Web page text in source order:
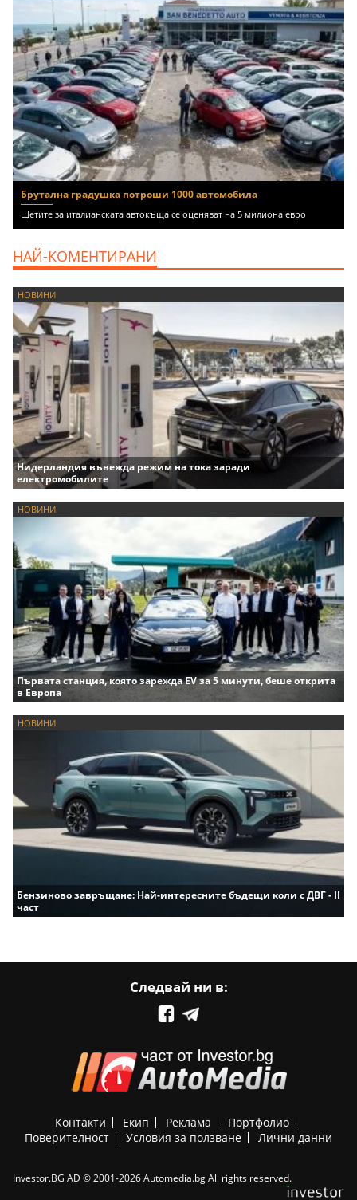
Брутална градушка потроши 1000 автомобила
Щетите за италианската автокъща се оценяват на 5 милиона евро
НАЙ-КОМЕНТИРАНИ
НОВИНИ
Нидерландия въвежда режим на тока заради
електромобилите
НОВИНИ
Първата станция, която зарежда EV за 5 минути, беше открита
в Европа
НОВИНИ
Бензиново завръщане: Най-интересните бъдещи коли с ДВГ - II
част
Следвай ни в:
Контакти Екип Реклама
Портфолио
Поверителност
Условия за ползване Лични данни
Investor.BG AD © 2001-2026 Automedia.bg All rights reserved.